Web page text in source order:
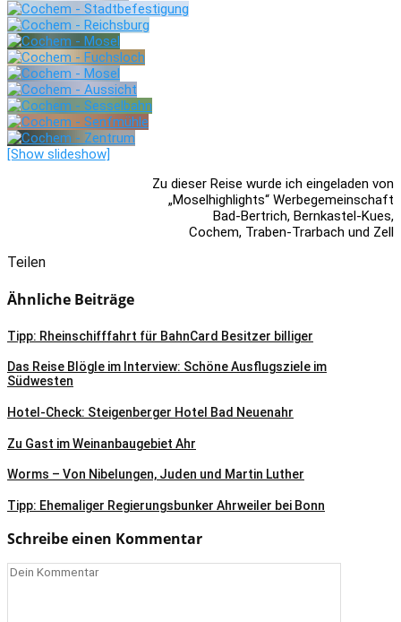
[Show slideshow]
Zu dieser Reise wurde ich eingeladen von
„Moselhighlights“ Werbegemeinschaft
Bad-Bertrich, Bernkastel-Kues,
Cochem, Traben-Trarbach und Zell
Teilen
Ähnliche Beiträge
Tipp: Rheinschifffahrt für BahnCard Besitzer billiger
Das Reise Blögle im Interview: Schöne Ausflugsziele im
Südwesten
Hotel-Check: Steigenberger Hotel Bad Neuenahr
Zu Gast im Weinanbaugebiet Ahr
Worms – Von Nibelungen, Juden und Martin Luther
Tipp: Ehemaliger Regierungsbunker Ahrweiler bei Bonn
Schreibe einen Kommentar